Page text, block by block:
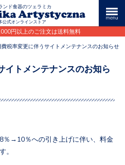
ンド食器のツェラミカ
公式オンラインストア
円以上のご注文は送料無料
費税率変更に伴うサイトメンテナンスのお知らせ
イトメンテナンスのお知ら
％→10％への引き上げに伴い、料金
。